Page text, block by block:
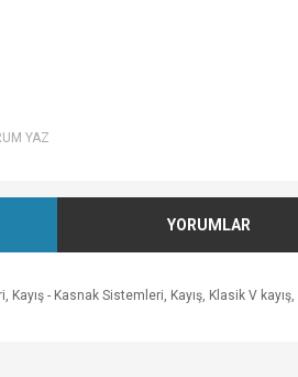
YAZ
YORUMLAR
Kayış - Kasnak Sistemleri, Kayış, Klasik V